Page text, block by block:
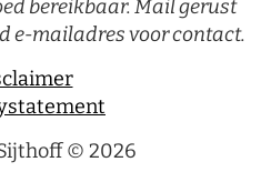
bereikbaar. Mail gerust
e-mailadres voor contact.
© 2026